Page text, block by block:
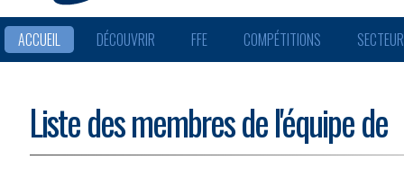
ACCUEIL DÉCOUVRIR FFE COMPÉTITIONS
Liste des membres de l'équipe de